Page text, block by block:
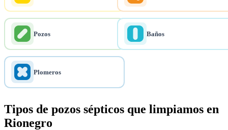
Pozos Baños
Plomeros
Tipos de pozos sépticos que limpiamos en
Rionegro